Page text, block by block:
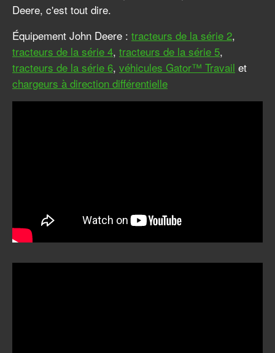
Deere, c'est tout dire.
Équipement John Deere : tracteurs de la série 2,
tracteurs de la série 4, tracteurs de la série 5,
tracteurs de la série 6, véhicules Gator™ Travail et
chargeurs à direction différentielle